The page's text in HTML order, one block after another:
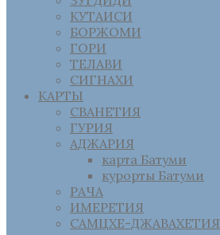
КУТАИСИ
БОРЖОМИ
ГОРИ
ТЕЛАВИ
СИГНАХИ
КАРТЫ
СВАНЕТИЯ
ГУРИЯ
АДЖАРИЯ
карта Батуми
курорты Батуми
РАЧА
ИМЕРЕТИЯ
САМЦХЕ-ДЖАВАХЕТИЯ